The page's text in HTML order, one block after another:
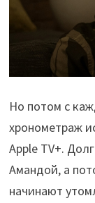
Но потом с
хронометраж
Apple TV+.
Амандой, а
начинают